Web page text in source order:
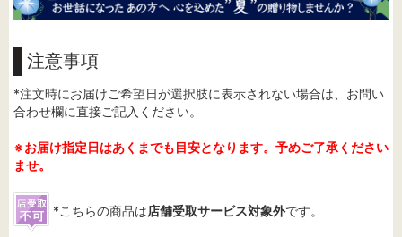
注意事項
*注文時にお届けご希望日が選択肢に表示されない場合は、お問い
合わせ欄に直接ご記入ください。
※お届け指定日はあくまでも目安となります。予めご了承ください
ませ。
*こちらの商品は店舗受取サービス対象外です。